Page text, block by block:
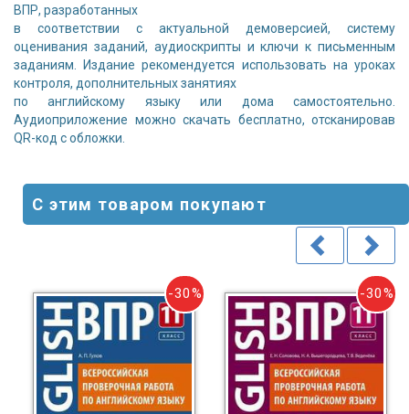
ВПР, разработанных
в соответствии с актуальной демоверсией, систему
оценивания заданий, аудиоскрипты и ключи к письменным
заданиям. Издание рекомендуется использовать на уроках
контроля, дополнительных занятиях
по английскому языку или дома самостоятельно.
Аудиоприложение можно скачать бесплатно, отсканировав
QR-код с обложки.
С этим товаром покупают
-30% -30%